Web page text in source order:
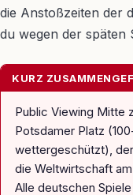
die Anstoßzeiten der
du wegen der späten
KURZ
Public Viewing Mitte
Potsdamer Platz
wettergeschützt),
die Weltwirtschaft
Alle deutschen